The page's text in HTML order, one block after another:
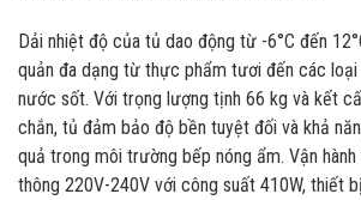
Dải nhiệt độ của tủ dao động từ -6°C đến
quản đa dạng từ thực phẩm tươi đến các
nước sốt. Với trọng lượng tịnh 66 kg và kết
chắn, tủ đảm bảo độ bền tuyệt đối và khả
quả trong môi trường bếp nóng ẩm. Vận
thông 220V-240V với công suất 410W, thiết